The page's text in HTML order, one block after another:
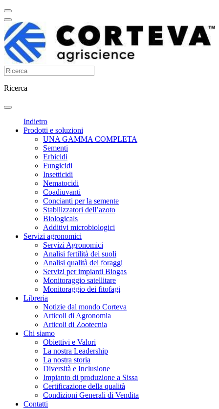
Ricerca
Indietro
Prodotti e soluzioni
UNA GAMMA COMPLETA
Sementi
Erbicidi
Fungicidi
Insetticidi
Nematocidi
Coadiuvanti
Concianti per la semente
Stabilizzatori dell’azoto
Biologicals
Additivi microbiologici
Servizi agronomici
Servizi Agronomici
Analisi fertilità dei suoli
Analisi qualità dei foraggi
Servizi per impianti Biogas
Monitoraggio satellitare
Monitoraggio dei fitofagi
Libreria
Notizie dal mondo Corteva
Articoli di Agronomia
Articoli di Zootecnia
Chi siamo
Obiettivi e Valori
La nostra Leadership
La nostra storia
Diversità e Inclusione
Impianto di produzione a Sissa
Certificazione della qualità
Condizioni Generali di Vendita
Contatti